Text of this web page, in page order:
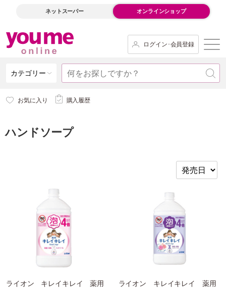
ネットスーパー オンラインショップ
ログイン･会員登録
カテゴリー
お気に入り 購入履歴
ハンドソープ
ライオン キレイキレイ 薬用
ライオン キレイキレイ 薬用